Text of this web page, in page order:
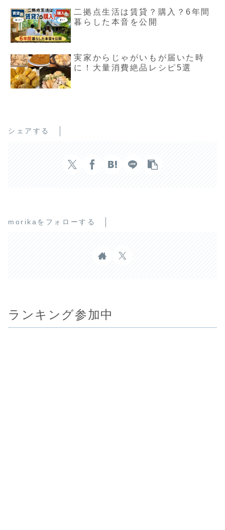
二拠点生活は賃貸？購入？6年間
暮らした本音を公開
実家からじゃがいもが届いた時
に！大量消費絶品レシピ5選
シェアする
morikaをフォローする
ランキング参加中